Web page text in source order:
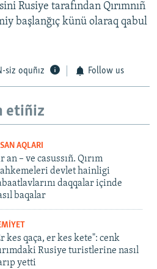
Rusiye tarafından Qırımnıñ
başlanğıç künü olaraq qabul
siz oquñız Follow us
etiñiz
AQLARI
an – ve casussıñ. Qırım
devlet hainligi
daqqalar içinde
baqalar
kes qaça, er kes kete": cenk
Rusiye turistlerine nasıl
yetti